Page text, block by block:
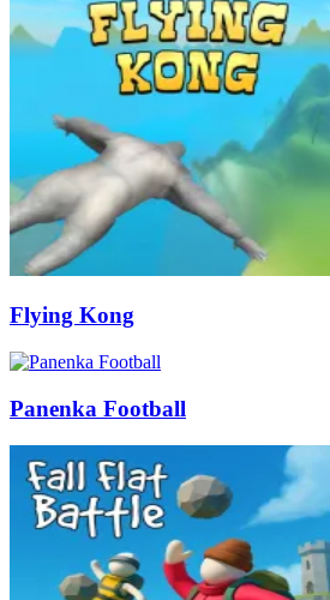
Flying Kong
Panenka Football